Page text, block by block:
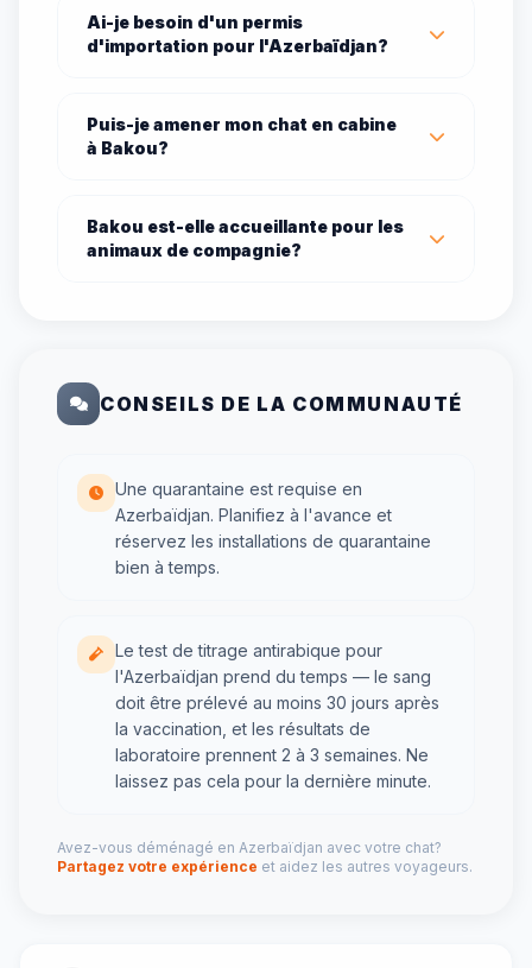
Ai-je besoin d'un permis
d'importation pour l'Azerbaïdjan?
Puis-je amener mon chat en cabine
à Bakou?
Bakou est-elle accueillante pour les
animaux de compagnie?
CONSEILS DE LA COMMUNAUTÉ
Une quarantaine est requise en
Azerbaïdjan. Planifiez à l'avance et
réservez les installations de quarantaine
bien à temps.
Le test de titrage antirabique pour
l'Azerbaïdjan prend du temps — le sang
doit être prélevé au moins 30 jours après
la vaccination, et les résultats de
laboratoire prennent 2 à 3 semaines. Ne
laissez pas cela pour la dernière minute.
Avez-vous déménagé en Azerbaïdjan avec votre chat?
Partagez votre expérience et aidez les autres voyageurs.